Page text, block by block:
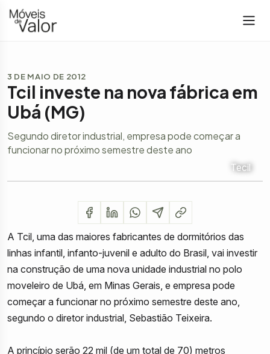
3 DE MAIO DE 2012
Tcil investe na nova fábrica em
Ubá (MG)
Segundo diretor industrial, empresa pode começar a
funcionar no próximo semestre deste ano
Tecil
A Tcil, uma das maiores fabricantes de dormitórios das
linhas infantil, infanto-juvenil e adulto do Brasil, vai investir
na construção de uma nova unidade industrial no polo
moveleiro de Ubá, em Minas Gerais, e empresa pode
começar a funcionar no próximo semestre deste ano,
segundo o diretor industrial, Sebastião Teixeira.
A princípio serão 22 mil (de um total de 70) metros